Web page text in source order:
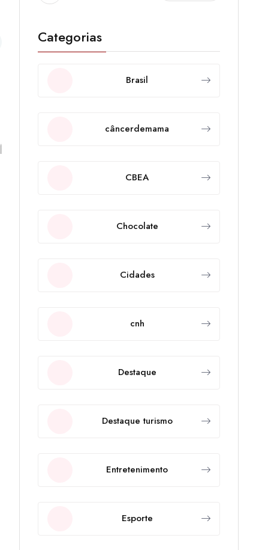
Categorias
Brasil
câncerdemama
CBEA
Chocolate
Cidades
cnh
Destaque
Destaque turismo
Entretenimento
Esporte